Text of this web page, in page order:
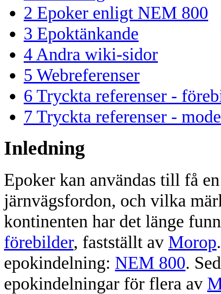
2 Epoker enligt NEM 800
3 Epoktänkande
4 Andra wiki-sidor
5 Webreferenser
6 Tryckta referenser -
7 Tryckta referenser -
Inledning
Epoker kan användas till få
järnvägsfordon, och vilka
kontinenten har det länge
förebilder, fastställt av Morop
epokindelning: NEM 800.
epokindelningar för flera av